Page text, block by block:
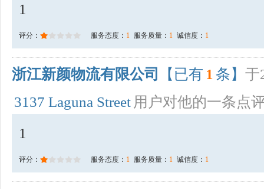
1
评分： 服务态度： 1 服务质量： 1 诚信度： 1
浙江新颜物流有限公司 【已有 1 条】 于
3137 Laguna Street 用户对他的一条点
1
评分： 服务态度： 1 服务质量： 1 诚信度： 1